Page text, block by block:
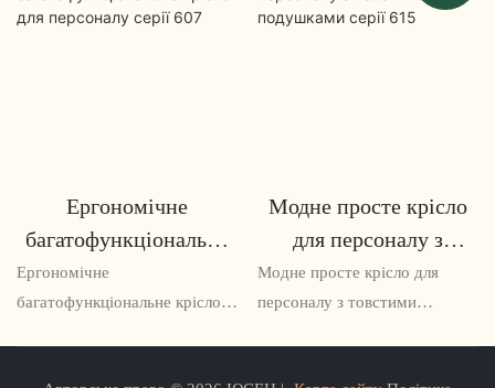
Ергономічне
багатофункціональне
крісло для персоналу
серії 607
Ергономічне
багатофункціональне крісло
Модне просте крісло
для персоналу з
товстими подушками
серії 615
Модне просте крісло для
персоналу з товстими